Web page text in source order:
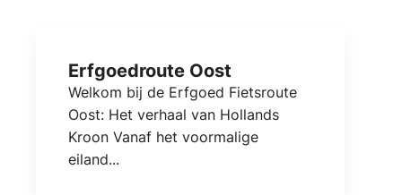
Erfgoedroute Oost
Welkom bij de Erfgoed Fietsroute
Oost: Het verhaal van Hollands
Kroon Vanaf het voormalige
eiland...